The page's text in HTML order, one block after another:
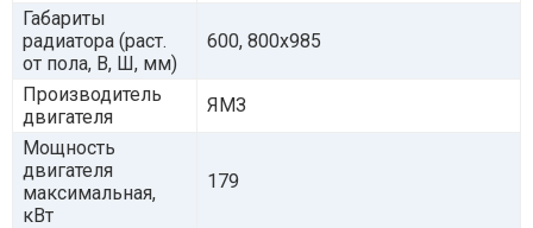
Габариты
радиатора (раст.
от пола, В, Ш, мм)
600, 800х985
Производитель
двигателя
ЯМЗ
Мощность
двигателя
максимальная,
кВт
179